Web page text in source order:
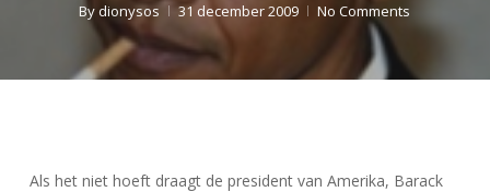
Bydionysos 31 december 2009 No Comments
Als het niet hoeft draagt de president van Amerika, Barack